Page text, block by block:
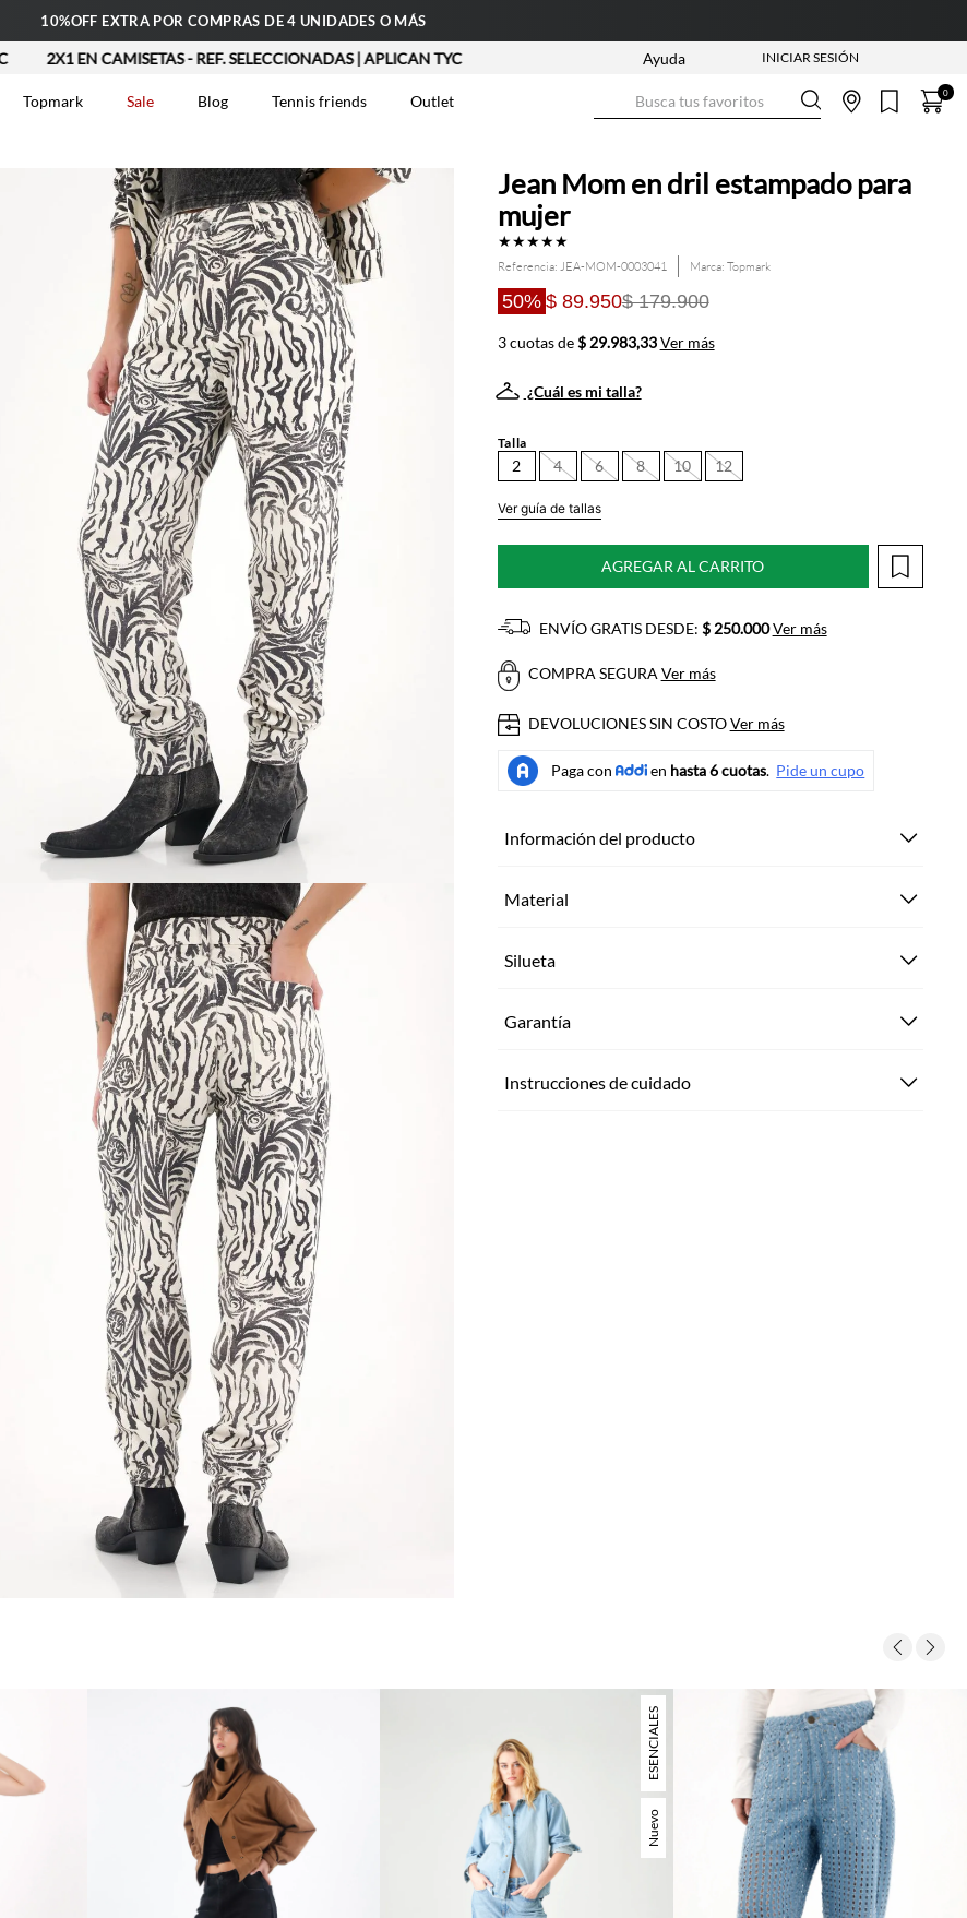
10%OFF EXTRA POR COMPRAS DE 4 UNIDADES O MÁS
2X1 EN CAMISETAS - REF. SELECCIONADAS | APLICAN TYC Ayuda
Topmark Sale Blog Tennis friends Outlet 0
Jean Mom en dril estampado para
mujer
★★★★★
Referencia: JEA-MOM-0003041 Topmark
50% $ 89.950$ 179.900
3 cuotas de$ 29.983,33 Ver más
¿Cuál es mi talla?
Talla
2 4 6 8 10 12
Ver guía de tallas
AGREGAR AL CARRITO
ENVÍO GRATIS DESDE: $ 250.000 Ver más
COMPRA SEGURAVer más
DEVOLUCIONES SIN COSTOVer más
Información del producto
Material
Silueta
Garantía
Instrucciones de cuidado
Nuevo
ESENCIALES